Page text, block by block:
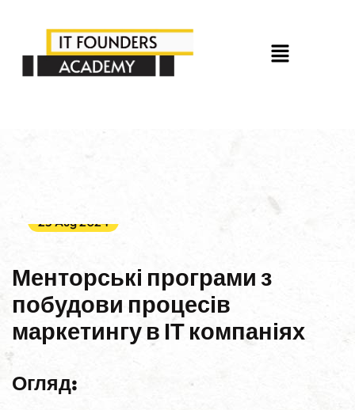
23 Aug 2024
Менторські програми з
побудови процесів
маркетингу в ІТ компаніях
Огляд: